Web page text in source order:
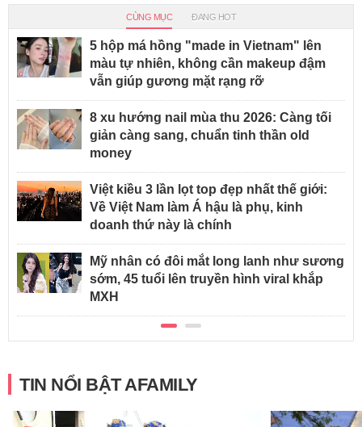
CÙNG MỤC ĐANG HOT
5 hộp má hồng "made in Vietnam" lên
màu tự nhiên, không cần makeup đậm
vẫn giúp gương mặt rạng rỡ
8 xu hướng nail mùa thu 2026: Càng tối
giản càng sang, chuẩn tinh thần old
money
Việt kiều 3 lần lọt top đẹp nhất thế giới:
Về Việt Nam làm Á hậu là phụ, kinh
doanh thứ này là chính
Mỹ nhân có đôi mắt long lanh như sương
sớm, 45 tuổi lên truyền hình viral khắp
MXH
TIN NỔI BẬT AFAMILY